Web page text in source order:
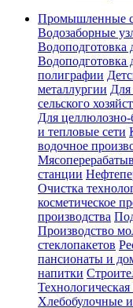
Промышленные
Водозаборные
Водоподготовка
Водоподготовка
полиграфии
металлургии Для
сельского
Для
и тепловые сети
водочное
станции
Очистка
косметическое
производства
Производство
стеклопакетов
пансионаты и
напитки
Хлебобулочные